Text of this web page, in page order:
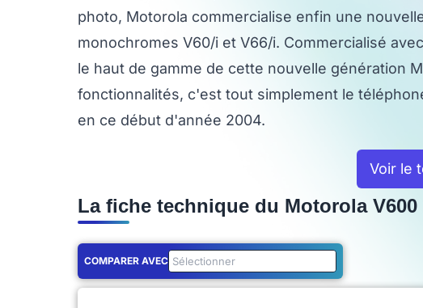
photo, Motorola commercialise enfin une
monochromes V60/i et V66/i. Commercialisé
le haut de gamme de cette nouvelle génération
fonctionnalités, c'est tout simplement le
en ce début d'année 2004.
Voir le
La fiche technique du Motorola V600
COMPARER AVEC